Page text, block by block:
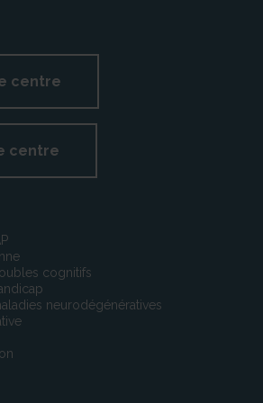
et quatrième alinéas de
articles L.450-2, L450-3, L.450-4,
centre
centre
cognitifs
neurodégénératives